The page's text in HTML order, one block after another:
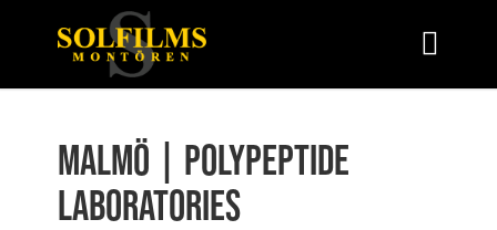
Malmö | Polypeptide
Laboratories